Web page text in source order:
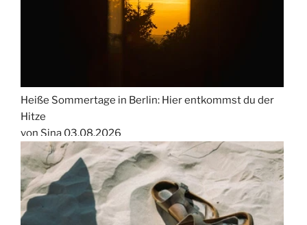
Heiße Sommertage in Berlin: Hier entkommst du der
Hitze
von Sina 03.08.2026